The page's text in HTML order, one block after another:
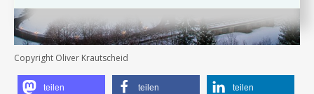
Copyright Oliver Krautscheid
teilen teilen teilen